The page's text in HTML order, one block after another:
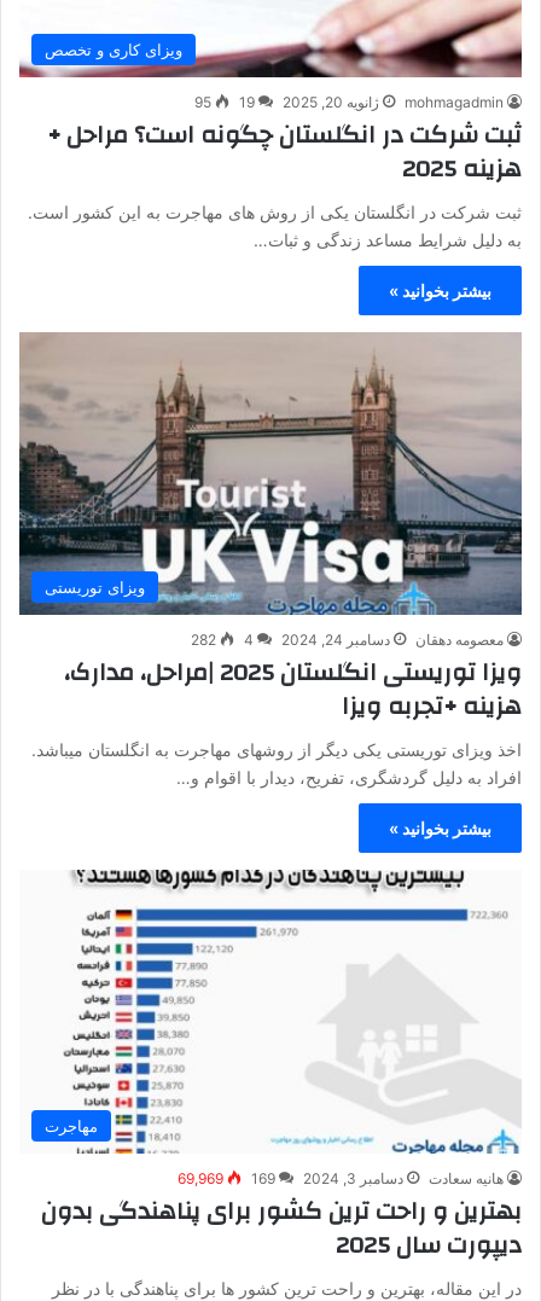
ویزای کاری و تخصص
mohmagadmin ژانویه 20, 2025 19
95
ثبت شرکت در انگلستان چگونه است؟ مراحل +
هزینه 2025
ثبت شرکت در انگلستان یکی از روش های مهاجرت به این کشور است.
به دلیل شرایط مساعد زندگی و ثبات…
بیشتر بخوانید »
ویزای توریستی
معصومه دهقان دسامبر 24, 2024 4
282
ویزا توریستی انگلستان 2025 |مراحل، مدارک،
هزینه +تجربه ویزا
اخذ ویزای توریستی یکی دیگر از روشهای مهاجرت به انگلستان میباشد.
افراد به دلیل گردشگری، تفریح، دیدار با اقوام و…
بیشتر بخوانید »
مهاجرت
هانیه سعادت دسامبر 3, 2024 169
69,969
بهترین و راحت ترین کشور برای پناهندگی بدون
دیپورت سال 2025
در این مقاله، بهترین و راحت ترین کشور ها برای پناهندگی با در نظر